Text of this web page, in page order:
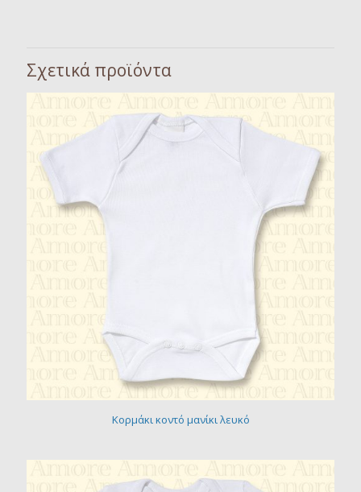
Σχετικά προϊόντα
Κορμάκι κοντό μανίκι λευκό